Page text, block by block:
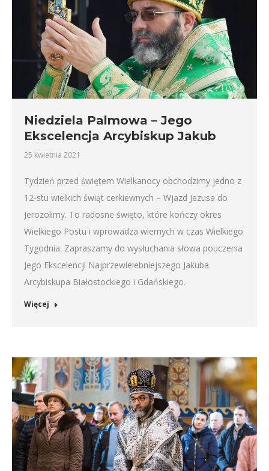
Niedziela Palmowa – Jego
Ekscelencja Arcybiskup Jakub
25 kwietnia 2021
Tydzień przed świętem Wielkanocy obchodzimy jedno z
12-stu wielkich świąt cerkiewnych – Wjazd Jezusa do
Jerozolimy. To radosne święto, które kończy okres
Wielkiego Postu i wprowadza wiernych w czas Wielkiego
Tygodnia. Zapraszamy do wysłuchania słowa pouczenia
Jego Ekscelencji Najprzewielebniejszego Jakuba
Arcybiskupa Białostockiego i Gdańskiego.
Więcej